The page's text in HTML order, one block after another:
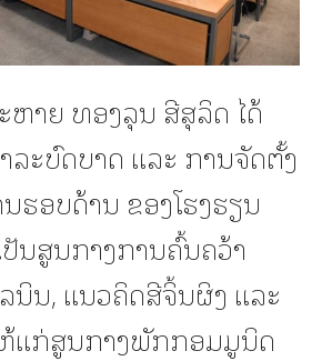
ຫາຍ ທອງລຸນ ສີສຸລິດ ໄດ້
ລະບົດບາດ ແລະ ການຈັດຕັ້ງ
ຮອບດ້ານ ຂອງໂຮງຮຽນ
ນສູນກາງການຄົ້ນຄວ້າ
ນິນ, ແນວຄິດສີຈິ້ນຜິງ ແລະ
ຫ້ແກ່ສູນກາງພັກກອມມູນິດ